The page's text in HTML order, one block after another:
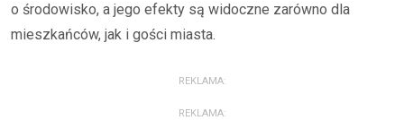
o środowisko, a jego efekty są widoczne zarówno dla
mieszkańców, jak i gości miasta.
REKLAMA:
REKLAMA: